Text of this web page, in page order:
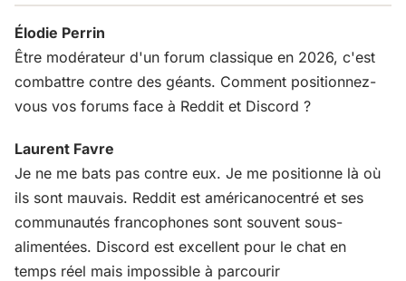
Élodie Perrin
Être modérateur d'un forum classique en 2026, c'est
combattre contre des géants. Comment positionnez-
vous vos forums face à Reddit et Discord ?
Laurent Favre
Je ne me bats pas contre eux. Je me positionne là où
ils sont mauvais. Reddit est américanocentré et ses
communautés francophones sont souvent sous-
alimentées. Discord est excellent pour le chat en
temps réel mais impossible à parcourir